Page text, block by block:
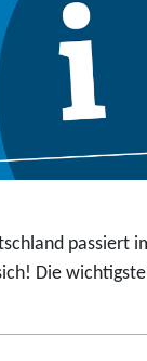
passiert
Die